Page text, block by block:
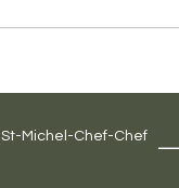
St-Michel-Chef-Chef